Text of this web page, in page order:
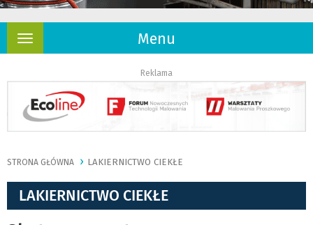
Menu
Rozwiń
Reklama
STRONA GŁÓWNA LAKIERNICTWO CIEKŁE
LAKIERNICTWO CIEKŁE